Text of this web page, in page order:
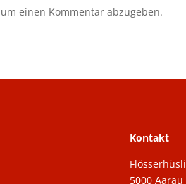
einen Kommentar abzugeben.
Kontakt
Flösserhüsli
5000 Aarau